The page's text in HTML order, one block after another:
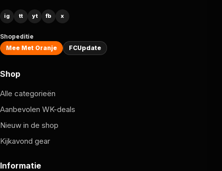
ig tt yt fb x
Shopeditie
Mee Met Oranje
FCUpdate
Shop
Alle categorieën
Aanbevolen WK-deals
Nieuw in de shop
Kijkavond gear
Informatie